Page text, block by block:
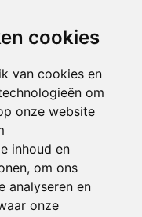
cookies
van cookies en
om
onze website
inhoud en
om ons
analyseren en
onze
u graag